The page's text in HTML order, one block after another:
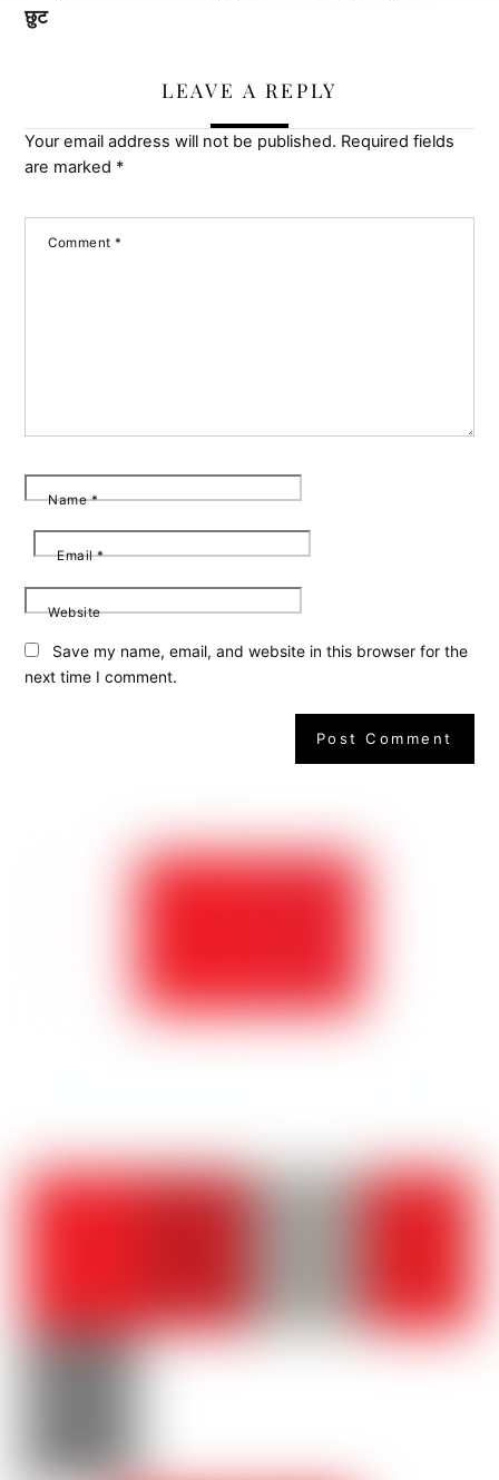
छुट
LEAVE A REPLY
Your email address will not be published. Required fields
are marked *
Comment*
Name*
Email*
Website
Save my name, email, and website in this browser for the
next time I comment.